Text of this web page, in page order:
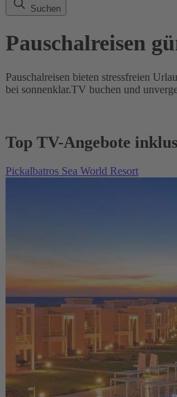
Suchen
Pauschalreisen
Pauschalreisen bieten stressfreien
bei sonnenklar.TV buchen und
Top TV-Angebote
Pickalbatros Sea World Resort